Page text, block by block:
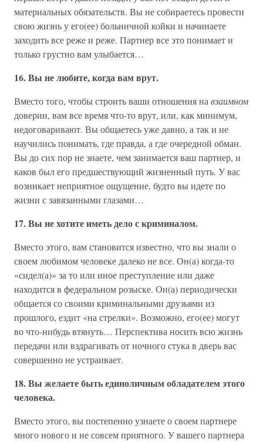
материальных обязательств. Вы не собираетесь провести
свою жизнь у его(ее) больничной койки и начинаете
заходить все реже и реже. Партнер все это понимает и
только грустно вам улыбается…
16. Вы не любите, когда вам врут.
Вместо того, чтобы строить ваши отношения на взаимном
доверии, вам все время что-то врут, или, как минимум,
недоговаривают. Вы общаетесь уже давно, а так и не
научились понимать, где правда, а где очередной обман.
Вы до сих пор не знаете, чем занимается ваш партнер, и
каков был его предшествующий жизненный путь. У вас
возникает неприятное ощущение, будто вы идете по
жизни с завязанными глазами…
17. Вы не хотите иметь дело с криминалом.
Вместо этого, вам становится известно, что вы знали о
своем любимом человеке далеко не все. Он(а) когда-то
«сидел(а)» за то или иное преступление или даже
находится в федеральном розыске. Он(а) периодически
общается со своими криминальными друзьями из
прошлого, ездит «на стрелки». Возможно, его(ее) могут
во что-нибудь втянуть… Перспектива носить всю жизнь
передачи или вздрагивать от ночного стука в дверь вас
совершенно не устраивает.
18. Вы желаете быть единоличным обладателем этого
человека.
Вместо этого, вы постепенно узнаете о своем партнере
много нового и не совсем приятного. У вашего партнера